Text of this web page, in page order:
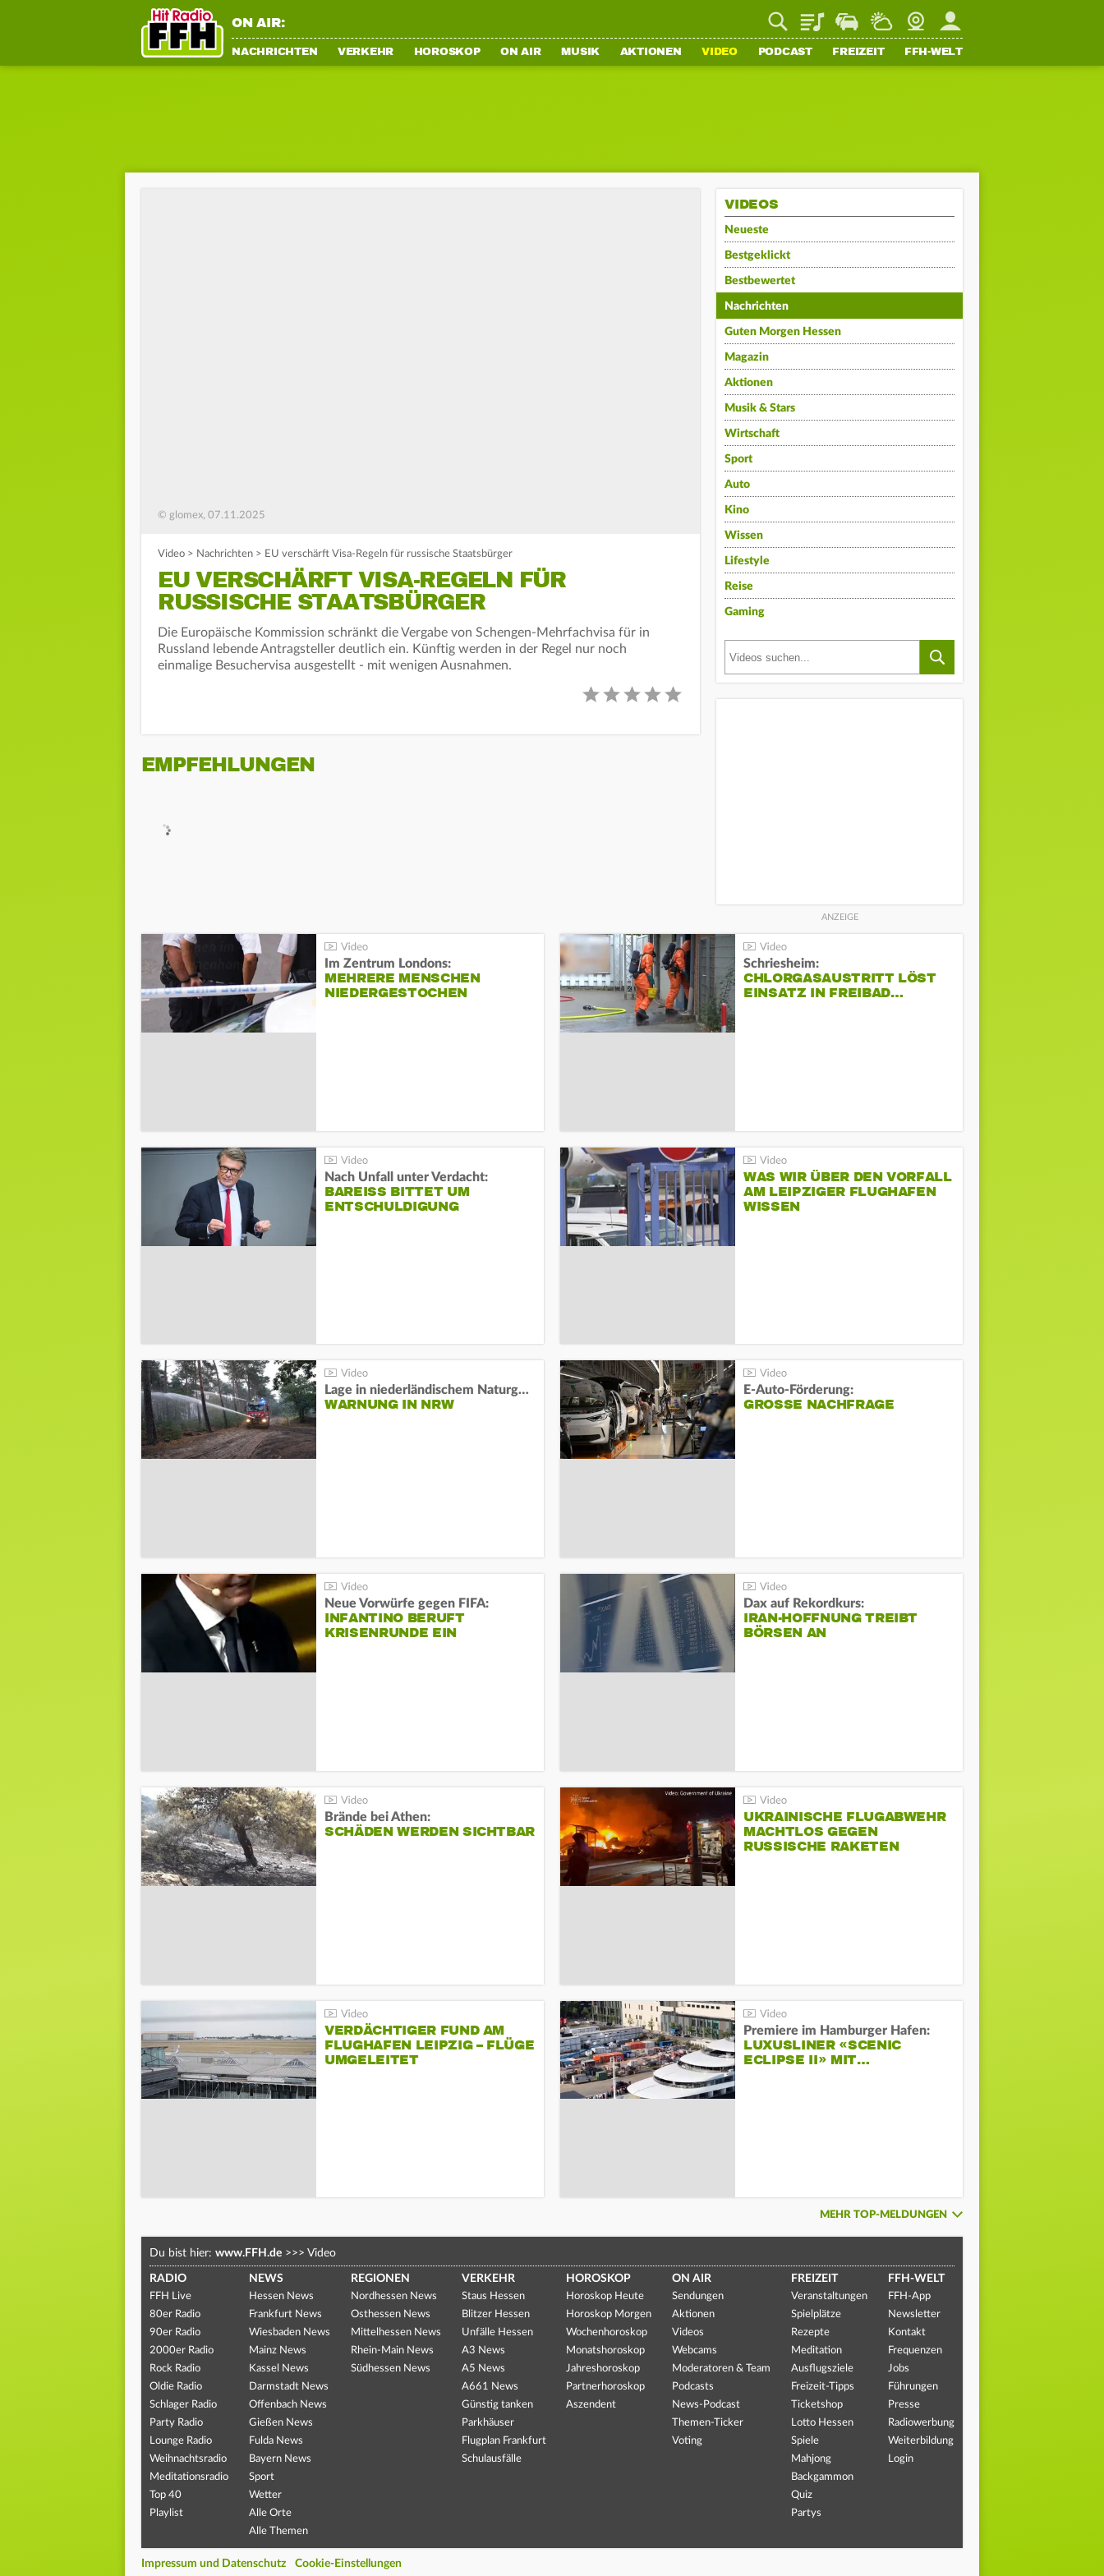
ON AIR: PlaylistStaupilotWetterWebcamMein FFH
NACHRICHTEN VERKEHR HOROSKOP ON AIR MUSIK AKTIONEN VIDEO PODCAST FREIZEIT FFH-WELT
© glomex, 07.11.2025
Video > Nachrichten > EU verschärft Visa-Regeln für russische Staatsbürger
EU VERSCHÄRFT VISA-REGELN FÜR
RUSSISCHE STAATSBÜRGER
Die Europäische Kommission schränkt die Vergabe von Schengen-Mehrfachvisa für in
Russland lebende Antragsteller deutlich ein. Künftig werden in der Regel nur noch
einmalige Besuchervisa ausgestellt - mit wenigen Ausnahmen.
EMPFEHLUNGEN
VIDEOS
Neueste
Bestgeklickt
Bestbewertet
Nachrichten
Guten Morgen Hessen
Magazin
Aktionen
Musik & Stars
Wirtschaft
Sport
Auto
Kino
Wissen
Lifestyle
Reise
Gaming
Im Zentrum Londons:
MEHRERE MENSCHEN
NIEDERGESTOCHEN
Schriesheim:
CHLORGASAUSTRITT LÖST
EINSATZ IN FREIBAD…
Nach Unfall unter Verdacht:
BAREISS BITTET UM E
NTSCHULDIGUNG
WAS WIR ÜBER DEN VORFALL
AM LEIPZIGER FLUGHAFEN
WISSEN
Lage in niederländischem Naturgebiet stabil
WARNUNG IN NRW
E-Auto-Förderung:
GROSSE NACHFRAGE
Neue Vorwürfe gegen FIFA:
INFANTINO BERUFT
KRISENRUNDE EIN
Dax auf Rekordkurs:
IRAN-HOFFNUNG TREIBT
BÖRSEN AN
Brände bei Athen:
SCHÄDEN WERDEN SICHTBAR
UKRAINISCHE FLUGABWEHR
MACHTLOS GEGEN
RUSSISCHE RAKETEN
VERDÄCHTIGER FUND AM
FLUGHAFEN LEIPZIG – FLÜGE
UMGELEITET
Premiere im Hamburger Hafen:
LUXUSLINER «SCENIC
ECLIPSE II» MIT…
MEHR TOP-MELDUNGEN
Du bist hier: www.FFH.de >>> Video
RADIO
FFH Live
80er Radio
90er Radio
2000er Radio
Rock Radio
Oldie Radio
Schlager Radio
Party Radio
Lounge Radio
Weihnachtsradio
Meditationsradio
Top 40
Playlist
NEWS
Hessen News
Frankfurt News
Wiesbaden News
Mainz News
Kassel News
Darmstadt News
Offenbach News
Gießen News
Fulda News
Bayern News
Sport
Wetter
Alle Orte
Alle Themen
REGIONEN
Nordhessen News
Osthessen News
Mittelhessen News
Rhein-Main News
Südhessen News
VERKEHR
Staus Hessen
Blitzer Hessen
Unfälle Hessen
A3 News
A5 News
A661 News
Günstig tanken
Parkhäuser
Flugplan Frankfurt
Schulausfälle
HOROSKOP
Horoskop Heute
Horoskop Morgen
Wochenhoroskop
Monatshoroskop
Jahreshoroskop
Partnerhoroskop
Aszendent
ON AIR
Sendungen
Aktionen
Videos
Webcams
Moderatoren & Team
Podcasts
News-Podcast
Themen-Ticker
Voting
FREIZEIT
Veranstaltungen
Spielplätze
Rezepte
Meditation
Ausflugsziele
Freizeit-Tipps
Ticketshop
Lotto Hessen
Spiele
Mahjong
Backgammon
Quiz
Partys
FFH-WELT
FFH-App
Newsletter
Kontakt
Frequenzen
Jobs
Führungen
Presse
Radiowerbung
Weiterbildung
Login
Impressum und Datenschutz Cookie-Einstellungen